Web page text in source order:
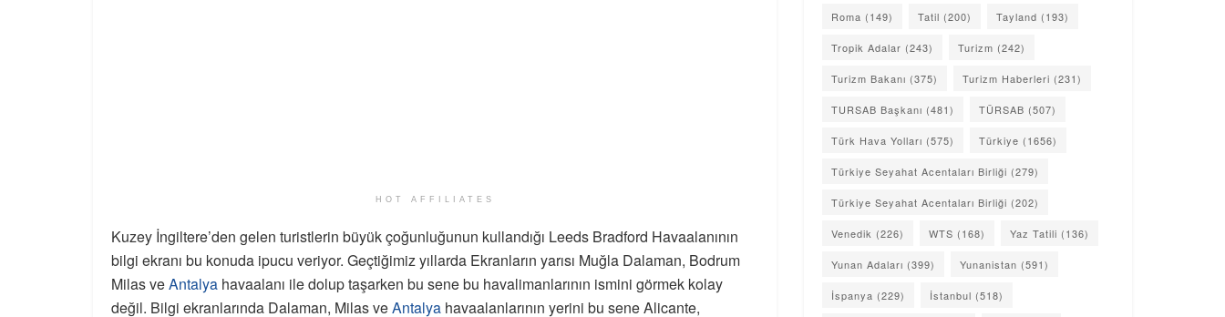
HOT AFFILIATES
Kuzey İngiltere’den gelen turistlerin büyük çoğunluğunun kullandığı Leeds Bradford Havaalanının
bilgi ekranı bu konuda ipucu veriyor. Geçtiğimiz yıllarda Ekranların yarısı Muğla Dalaman, Bodrum
Milas veAntalya havaalanı ile dolup taşarken bu sene bu havalimanlarının ismini görmek kolay
değil. Bilgi ekranlarında Dalaman, Milas veAntalya havaalanlarının yerini bu sene Alicante,
Roma (149) Tatil (200) Tayland (193)
Tropik Adalar (243) Turizm (242)
Turizm Bakanı (375) Turizm Haberleri (231)
TURSAB Başkanı (481) TÜRSAB (507)
Türk Hava Yolları (575) Türkiye (1656)
Türkiye Seyahat Acentaları Birliği (279)
Türkiye Seyahat Acentaları Birliği (202)
Venedik (226) WTS (168) Yaz Tatili (136)
Yunan Adaları (399) Yunanistan (591)
İspanya (229) İstanbul (518)